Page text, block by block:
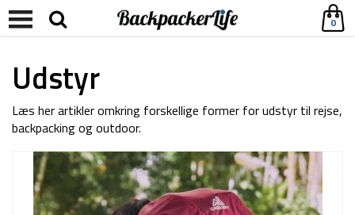
0
Udstyr
Læs her artikler omkring forskellige former for udstyr til rejse,
backpacking og outdoor.